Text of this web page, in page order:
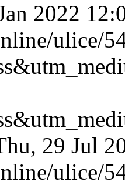
2022
ulice/
29 Jul
ulice/